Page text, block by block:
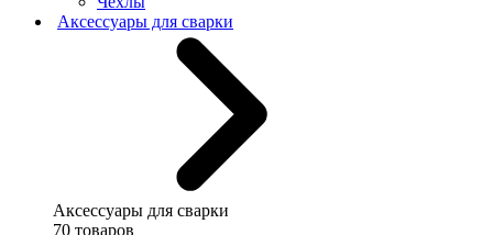
Аксессуары для сварки
Аксессуары для сварки
70 товаров